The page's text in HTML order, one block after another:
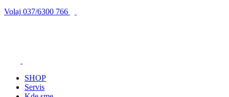
Volaj 037/6300 766
SHOP
Servis